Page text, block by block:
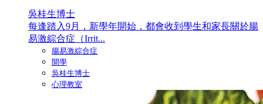
吳桂生博士
每逢踏入9月，新學年開始，都會收到學生和家長關於腸
易激綜合症（Irrit...
腸易激綜合症
開學
吳桂生博士
心理教室